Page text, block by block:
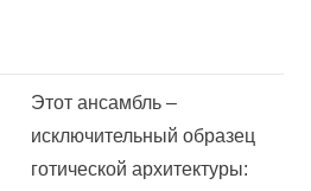
Этот ансамбль –
исключительный образец
готической архитектуры: